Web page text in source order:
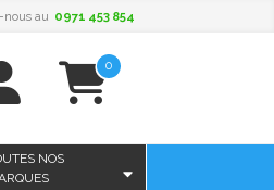
nous au 0971 453 854
0
NOS